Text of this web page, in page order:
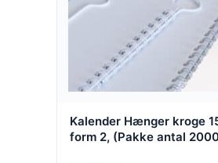
Kalender Hænger kroge
form 2, (Pakke antal